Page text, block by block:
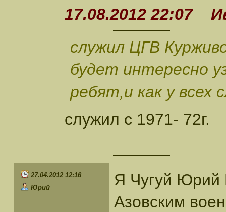
17.08.2012 22:07
служил ЦГВ
будет интересно
ребят,и как у всех
служил с 1971- 72г.
27.04.2012 12:16
Юрий
Я Чугуй Юрий
Азовским